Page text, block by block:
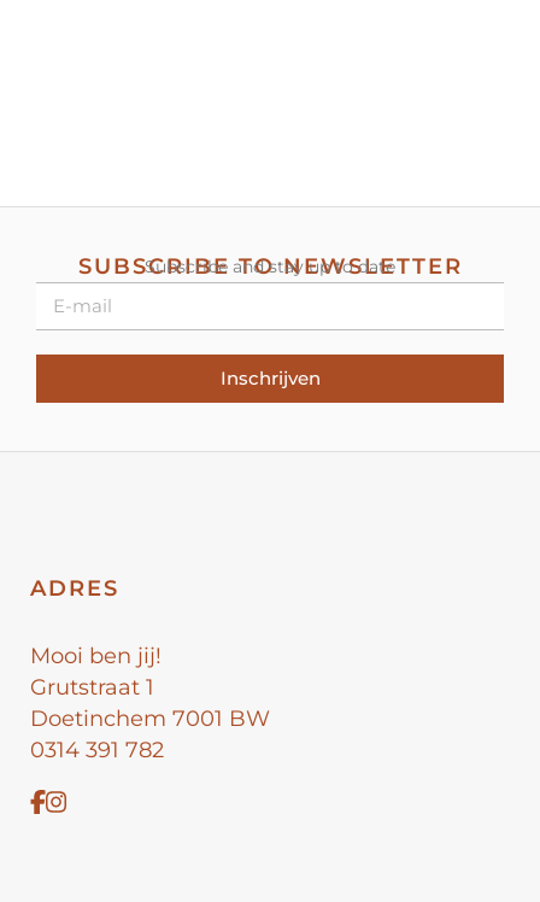
SUBSCRIBE TO NEWSLETTER
Subscribe and stay up to date
Inschrijven
ADRES
Mooi ben jij!
Grutstraat 1
Doetinchem 7001 BW
0314 391 782